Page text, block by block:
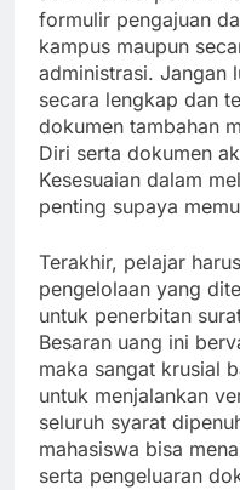
formulir pengajuan
kampus maupun
administrasi. Jangan
secara lengkap dan
dokumen tambahan
Diri serta dokumen
Kesesuaian dalam
penting supaya
Terakhir, pelajar
pengelolaan yang
untuk penerbitan
Besaran uang ini
maka sangat krusial
untuk menjalankan
seluruh syarat
mahasiswa bisa
serta pengeluaran